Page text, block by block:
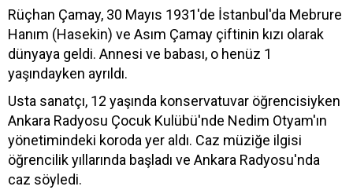
Rüçhan Çamay, 30 Mayıs 1931'de İstanbul'da Mebrure
Hanım (Hasekin) ve Asım Çamay çiftinin kızı olarak
dünyaya geldi. Annesi ve babası, o henüz 1
yaşındayken ayrıldı.
Usta sanatçı, 12 yaşında konservatuvar öğrencisiyken
Ankara Radyosu Çocuk Kulübü'nde Nedim Otyam'ın
yönetimindeki koroda yer aldı. Caz müziğe ilgisi
öğrencilik yıllarında başladı ve Ankara Radyosu'nda
caz söyledi.